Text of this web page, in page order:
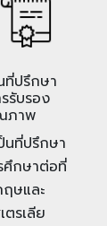
ที่ปรึกษา
รับรอง
ภาพ
นที่ปรึกษา
ศึกษาต่อที่
ษและ
ตรเลีย